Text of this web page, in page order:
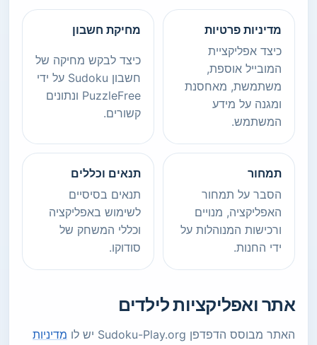
מדיניות פרטיות
כיצד אפליקציית
המובייל אוספת,
משתמשת, מאחסנת
ומגנה על מידע
המשתמש.
מחיקת חשבון
כיצד לבקש מחיקה של
חשבון Sudoku על ידי
PuzzleFree ונתונים
קשורים.
תמחור
הסבר על תמחור
האפליקציה, מנויים
ורכישות המנוהלות על
ידי החנות.
תנאים וכללים
תנאים בסיסיים
לשימוש באפליקציה
וכללי המשחק של
סודוקו.
אתר ואפליקציות לילדים
האתר מבוסס הדפדפן Sudoku-Play.org יש לו
מדיניות